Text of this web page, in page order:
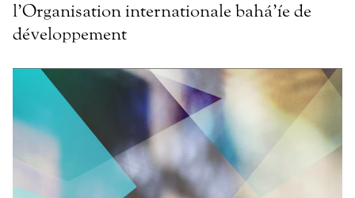
l’Organisation internationale bahá’íe de
développement